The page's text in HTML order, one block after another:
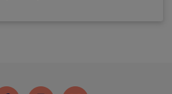
InstagramYoutube